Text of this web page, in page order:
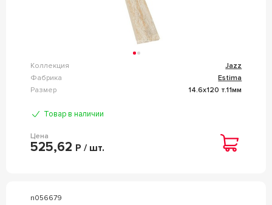
Коллекция
Jazz
Фабрика
Estima
Размер
14.6x120 т.11мм
Товар в наличии
Цена
525,62 Р / шт.
n056679